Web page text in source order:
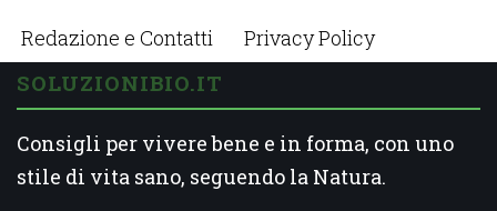
Redazione e Contatti Privacy Policy
SOLUZIONIBIO.IT
Consigli per vivere bene e in forma, con uno
stile di vita sano, seguendo la Natura.